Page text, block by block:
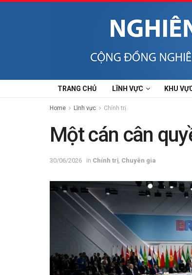
TRANG CHỦ LĨNH VỰC KHU
Home Lĩnh vực Chính trị
Một cán cân
30/06/2026 in Chính trị Chuyên gia